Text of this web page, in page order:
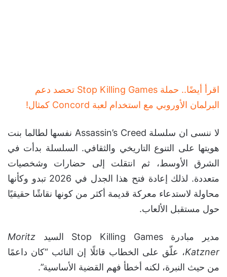
اقرأ أيضًا.. حملة Stop Killing Games تحصد دعم
البرلمان الأوروبي مع استخدام لعبة Concord كمثال!
لا ننسى ان سلسلة Assassin’s Creed نفسها لطالما بنت
هويتها على التنوع التاريخي والثقافي. السلسلة بدأت في
الشرق الأوسط، ثم انتقلت إلى حضارات وشخصيات
متعددة. لذلك إعادة فتح هذا الجدل في 2026 تبدو وكأنها
محاولة لاستدعاء معركة قديمة أكثر من كونها نقاشًا حقيقيًا
حول مستقبل الألعاب.
مدير مبادرة Stop Killing Games السيد
Moritz
Katzner، علّق على الخطاب قائلًا إن النائب “كان داعمًا
من حيث النبرة، لكنه أخطأ فهم القضية الأساسية”.